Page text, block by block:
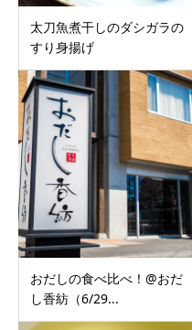
太刀魚煮干しのダシガラの
すり身揚げ
おだしの食べ比べ！@おだ
し香紡（6/29...